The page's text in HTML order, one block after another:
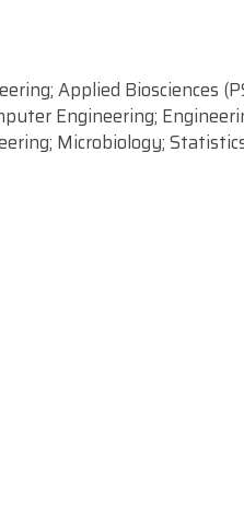
Applied Biosciences
Engineering;
Microbiology;